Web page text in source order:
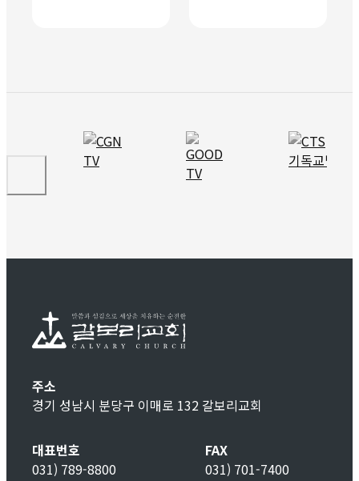
주소
경기 성남시 분당구 이매로 132 갈보리교회
대표번호
031) 789-8800
FAX
031) 701-7400